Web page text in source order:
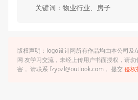
关键词：物业行业、房子
版权声明：logo设计网所有作品均由本公司及
网 友学习交流，未经上传用户书面授权，请
害， 请联系 fzypzl@outlook.com， 提交 侵权